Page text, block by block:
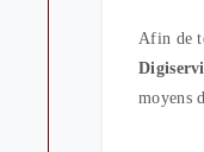
Afin de
moyens